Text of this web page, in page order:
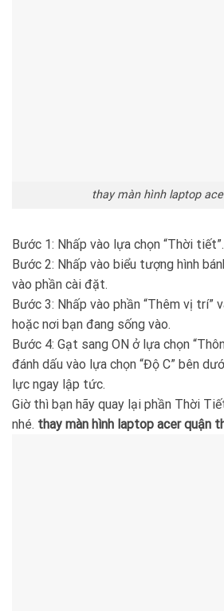
thay màn hình laptop
Bước 1: Nhấp vào lựa chọn “Thời tiết”.
Bước 2: Nhấp vào biểu tượng hình
vào phần cài đặt.
Bước 3: Nhấp vào phần “Thêm vị trí”
hoặc nơi bạn đang sống vào.
Bước 4: Gạt sang ON ở lựa chọn
đánh dấu vào lựa chọn “Độ C” bên
lực ngay lập tức.
Giờ thì bạn hãy quay lại phần Thời
nhé. thay màn hình laptop acer quận